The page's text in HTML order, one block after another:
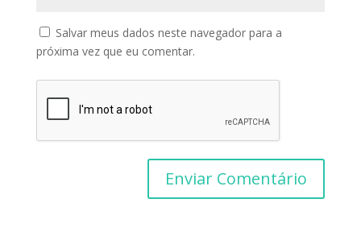
Salvar meus dados neste navegador para a
próxima vez que eu comentar.